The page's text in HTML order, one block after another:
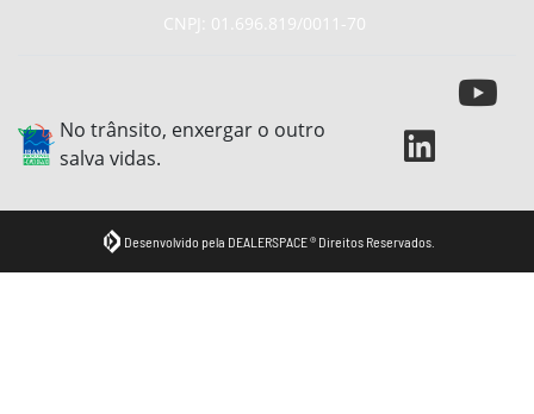
CNPJ: 01.696.819/0011-70
No trânsito, enxergar o outro
salva vidas.
Desenvolvido pela DEALERSPACE ® Direitos Reservados.